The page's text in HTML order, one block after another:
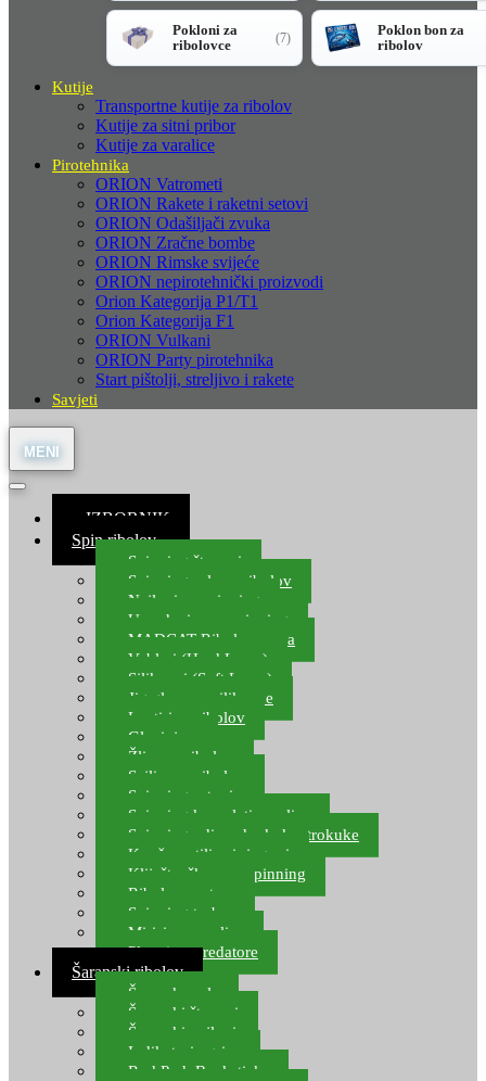
Pokloni za
ribolovce
(7)
Poklon bon za
ribolov
Kutije
Transportne kutije za ribolov
Kutije za sitni pribor
Kutije za varalice
Pirotehnika
ORION Vatrometi
ORION Rakete i raketni setovi
ORION Odašiljači zvuka
ORION Zračne bombe
ORION Rimske svijeće
ORION nepirotehnički proizvodi
Orion Kategorija P1/T1
Orion Kategorija F1
ORION Vulkani
ORION Party pirotehnika
Start pištolji, streljivo i rakete
Savjeti
≡ IZBORNIK
Spin ribolov
Spinning štapovi
Spinning role za ribolov
Najloni za spinning
Upredenice za spinning
MADCAT Ribolov soma
Vobleri (Hard Lures)
Silikonci (Soft Lures)
Jig glave za silikonce
Leptiri za ribolov
Glavinjare
Žlice za ribolov
Sajlice za ribolov
Spinning setovi
Spinning kompleti varalica
Spinning udice, dvokuke, trokuke
Kopče, vrtilice i ringovi
Kliješta, škare za spinning
Ribolov pastrve
Spinning torbe
Mirisi za varalice
Plovci za predatore
Šaranski ribolov
Šaranske role
Šaranski štapovi
Šaranski najloni
Indikatori ugriza
Rod Pod, Banksticks